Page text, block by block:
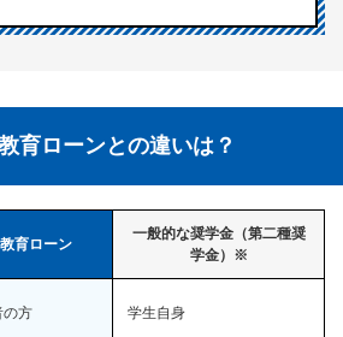
育ローンとの違いは？
育ローン
一般的な奨学金（第二種奨
学金）※
の方 学生自身